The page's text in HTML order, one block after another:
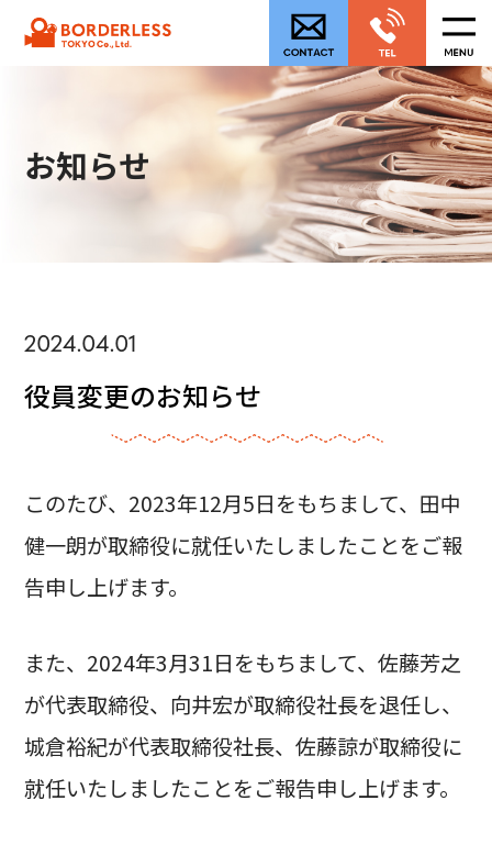
お知らせ
2024.04.01
役員変更のお知らせ
このたび、2023年12月5日をもちまして、田中
健一朗が取締役に就任いたしましたことをご報
告申し上げます。
また、2024年3月31日をもちまして、佐藤芳之
が代表取締役、向井宏が取締役社長を退任し、
城倉裕紀が代表取締役社長、佐藤諒が取締役に
就任いたしましたことをご報告申し上げます。